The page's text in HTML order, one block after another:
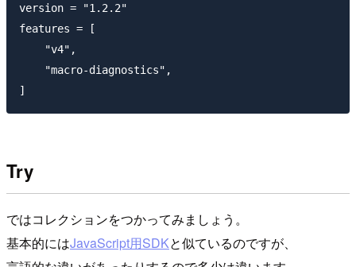
version = "1.2.2"
features = [
    "v4",
    "macro-diagnostics",
Try
ではコレクションをつかってみましょう。
基本的にはJavaScript用SDKと似ているのですが、